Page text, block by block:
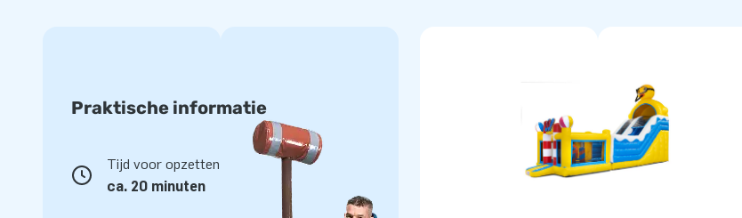
objecten, zoals opblaasbare glijbanen in vele soorten en maten. Maar ook andere
springkastelen, stormbanen, interactieve spellen, skydancers en promotie objecten. We
hebben meer dan 3000 inflatables op voorraad, dus we kunnen supersnel leveren. Bekijk
ons ruime assortiment online en ontdek wat we allemaal in huis hebben!
Praktische informatie
Tijd voor opzetten
ca. 20 minuten